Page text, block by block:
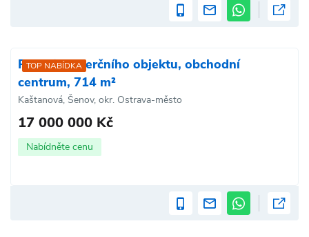
TOP NABÍDKA
Prodej komerčního objektu, obchodní
centrum, 714 m²
Kaštanová, Šenov, okr. Ostrava-město
17 000 000 Kč
Nabídněte cenu